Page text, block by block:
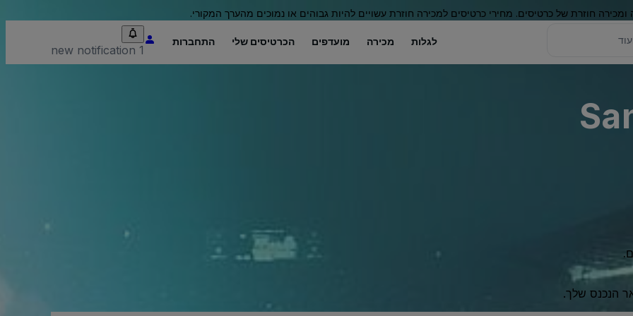
ומכירה חוזרת של כרטיסים. מחירי כרטיסים למכירה חוזרת עשויים להיות גבוהים או נמוכים מהערך המקורי.
לגלות מכירה מועדפים הכרטיסים שלי התחברות
1 new notification
הנכנס שלך.